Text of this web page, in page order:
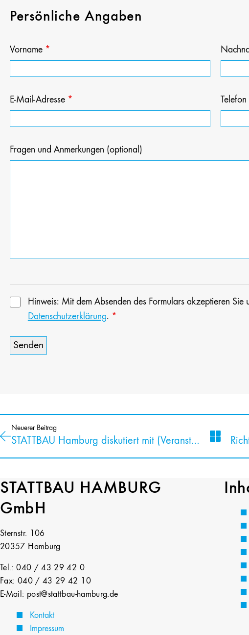
Persönliche Angaben
Vorname *
E-Mail-Adresse * Telefon
Fragen und Anmerkungen (optional)
Hinweis: Mit dem Absenden des Formulars akzeptieren Sie
Datenschutzerklärung. *
STATTBAU Hamburg diskutiert mit (Veranstaltungen im Juni 2026)
Neuerer Beitrag
STATTBAU HAMBURG
GmbH
Sternstr. 106
20357 Hamburg
Tel.: 040 / 43 29 42 0
Fax: 040 / 43 29 42 10
E-Mail: post@stattbau-hamburg.de
Kontakt
Impressum